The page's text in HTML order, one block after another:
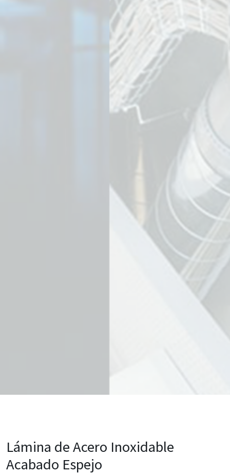
Lámina de Acero Inoxidable
Acabado Espejo